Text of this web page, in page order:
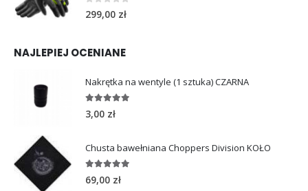
0 out of 5
299,00 zł
NAJLEPIEJ OCENIANE
Nakrętka na wentyle (1 sztuka) CZARNA
out of 5
3,00 zł
Chusta bawełniana Choppers Division KOŁO
out of 5
69,00 zł